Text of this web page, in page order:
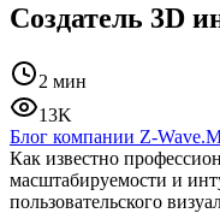
Создатель 3D
2 мин
13K
Блог компании Z-
Как известно
масштабируемости и
пользовательского